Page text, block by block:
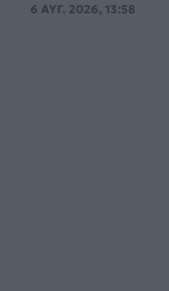
6 ΑΥΓ. 2026, 13:58